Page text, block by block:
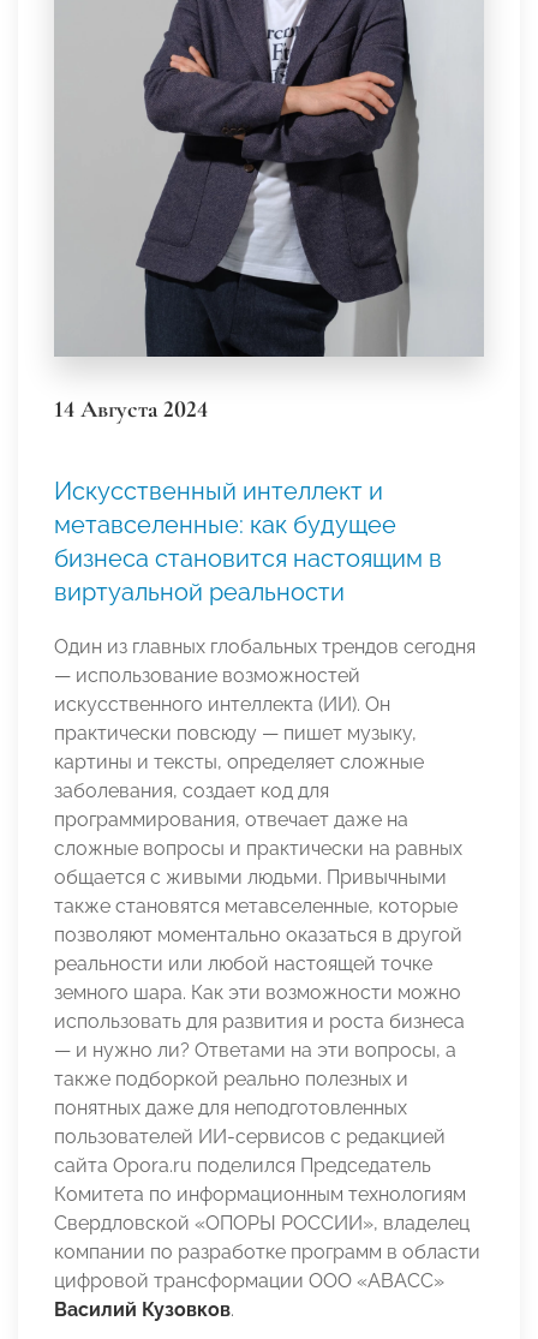
14 Августа 2024
Искусственный интеллект и
метавселенные: как будущее
бизнеса становится настоящим в
виртуальной реальности
Один из главных глобальных трендов сегодня
— использование возможностей
искусственного интеллекта (ИИ). Он
практически повсюду — пишет музыку,
картины и тексты, определяет сложные
заболевания, создает код для
программирования, отвечает даже на
сложные вопросы и практически на равных
общается с живыми людьми. Привычными
также становятся метавселенные, которые
позволяют моментально оказаться в другой
реальности или любой настоящей точке
земного шара. Как эти возможности можно
использовать для развития и роста бизнеса
— и нужно ли? Ответами на эти вопросы, а
также подборкой реально полезных и
понятных даже для неподготовленных
пользователей ИИ-сервисов с редакцией
сайта Opora.ru поделился Председатель
Комитета по информационным технологиям
Свердловской «ОПОРЫ РОССИИ», владелец
компании по разработке программ в области
цифровой трансформации ООО «АВАСС»
Василий Кузовков.